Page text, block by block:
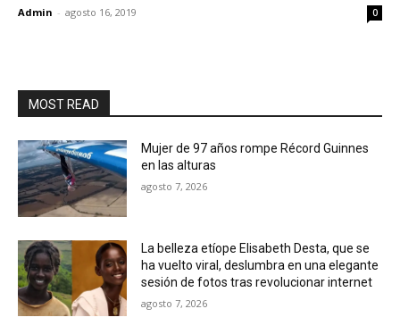
Admin - agosto 16, 2019 0
MOST READ
Mujer de 97 años rompe Récord Guinnes
en las alturas
agosto 7, 2026
La belleza etíope Elisabeth Desta, que se
ha vuelto viral, deslumbra en una elegante
sesión de fotos tras revolucionar internet
agosto 7, 2026